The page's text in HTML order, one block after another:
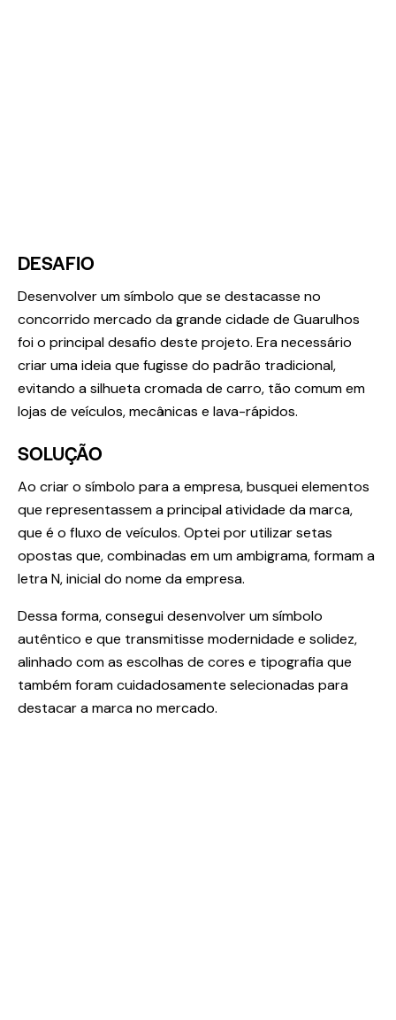
DESAFIO
Desenvolver um símbolo que se destacasse no
concorrido mercado da grande cidade de Guarulhos
foi o principal desafio deste projeto. Era necessário
criar uma ideia que fugisse do padrão tradicional,
evitando a silhueta cromada de carro, tão comum em
lojas de veículos, mecânicas e lava-rápidos.
SOLUÇÃO
Ao criar o símbolo para a empresa, busquei elementos
que representassem a principal atividade da marca,
que é o fluxo de veículos. Optei por utilizar setas
opostas que, combinadas em um ambigrama, formam a
letra N, inicial do nome da empresa.
Dessa forma, consegui desenvolver um símbolo
autêntico e que transmitisse modernidade e solidez,
alinhado com as escolhas de cores e tipografia que
também foram cuidadosamente selecionadas para
destacar a marca no mercado.